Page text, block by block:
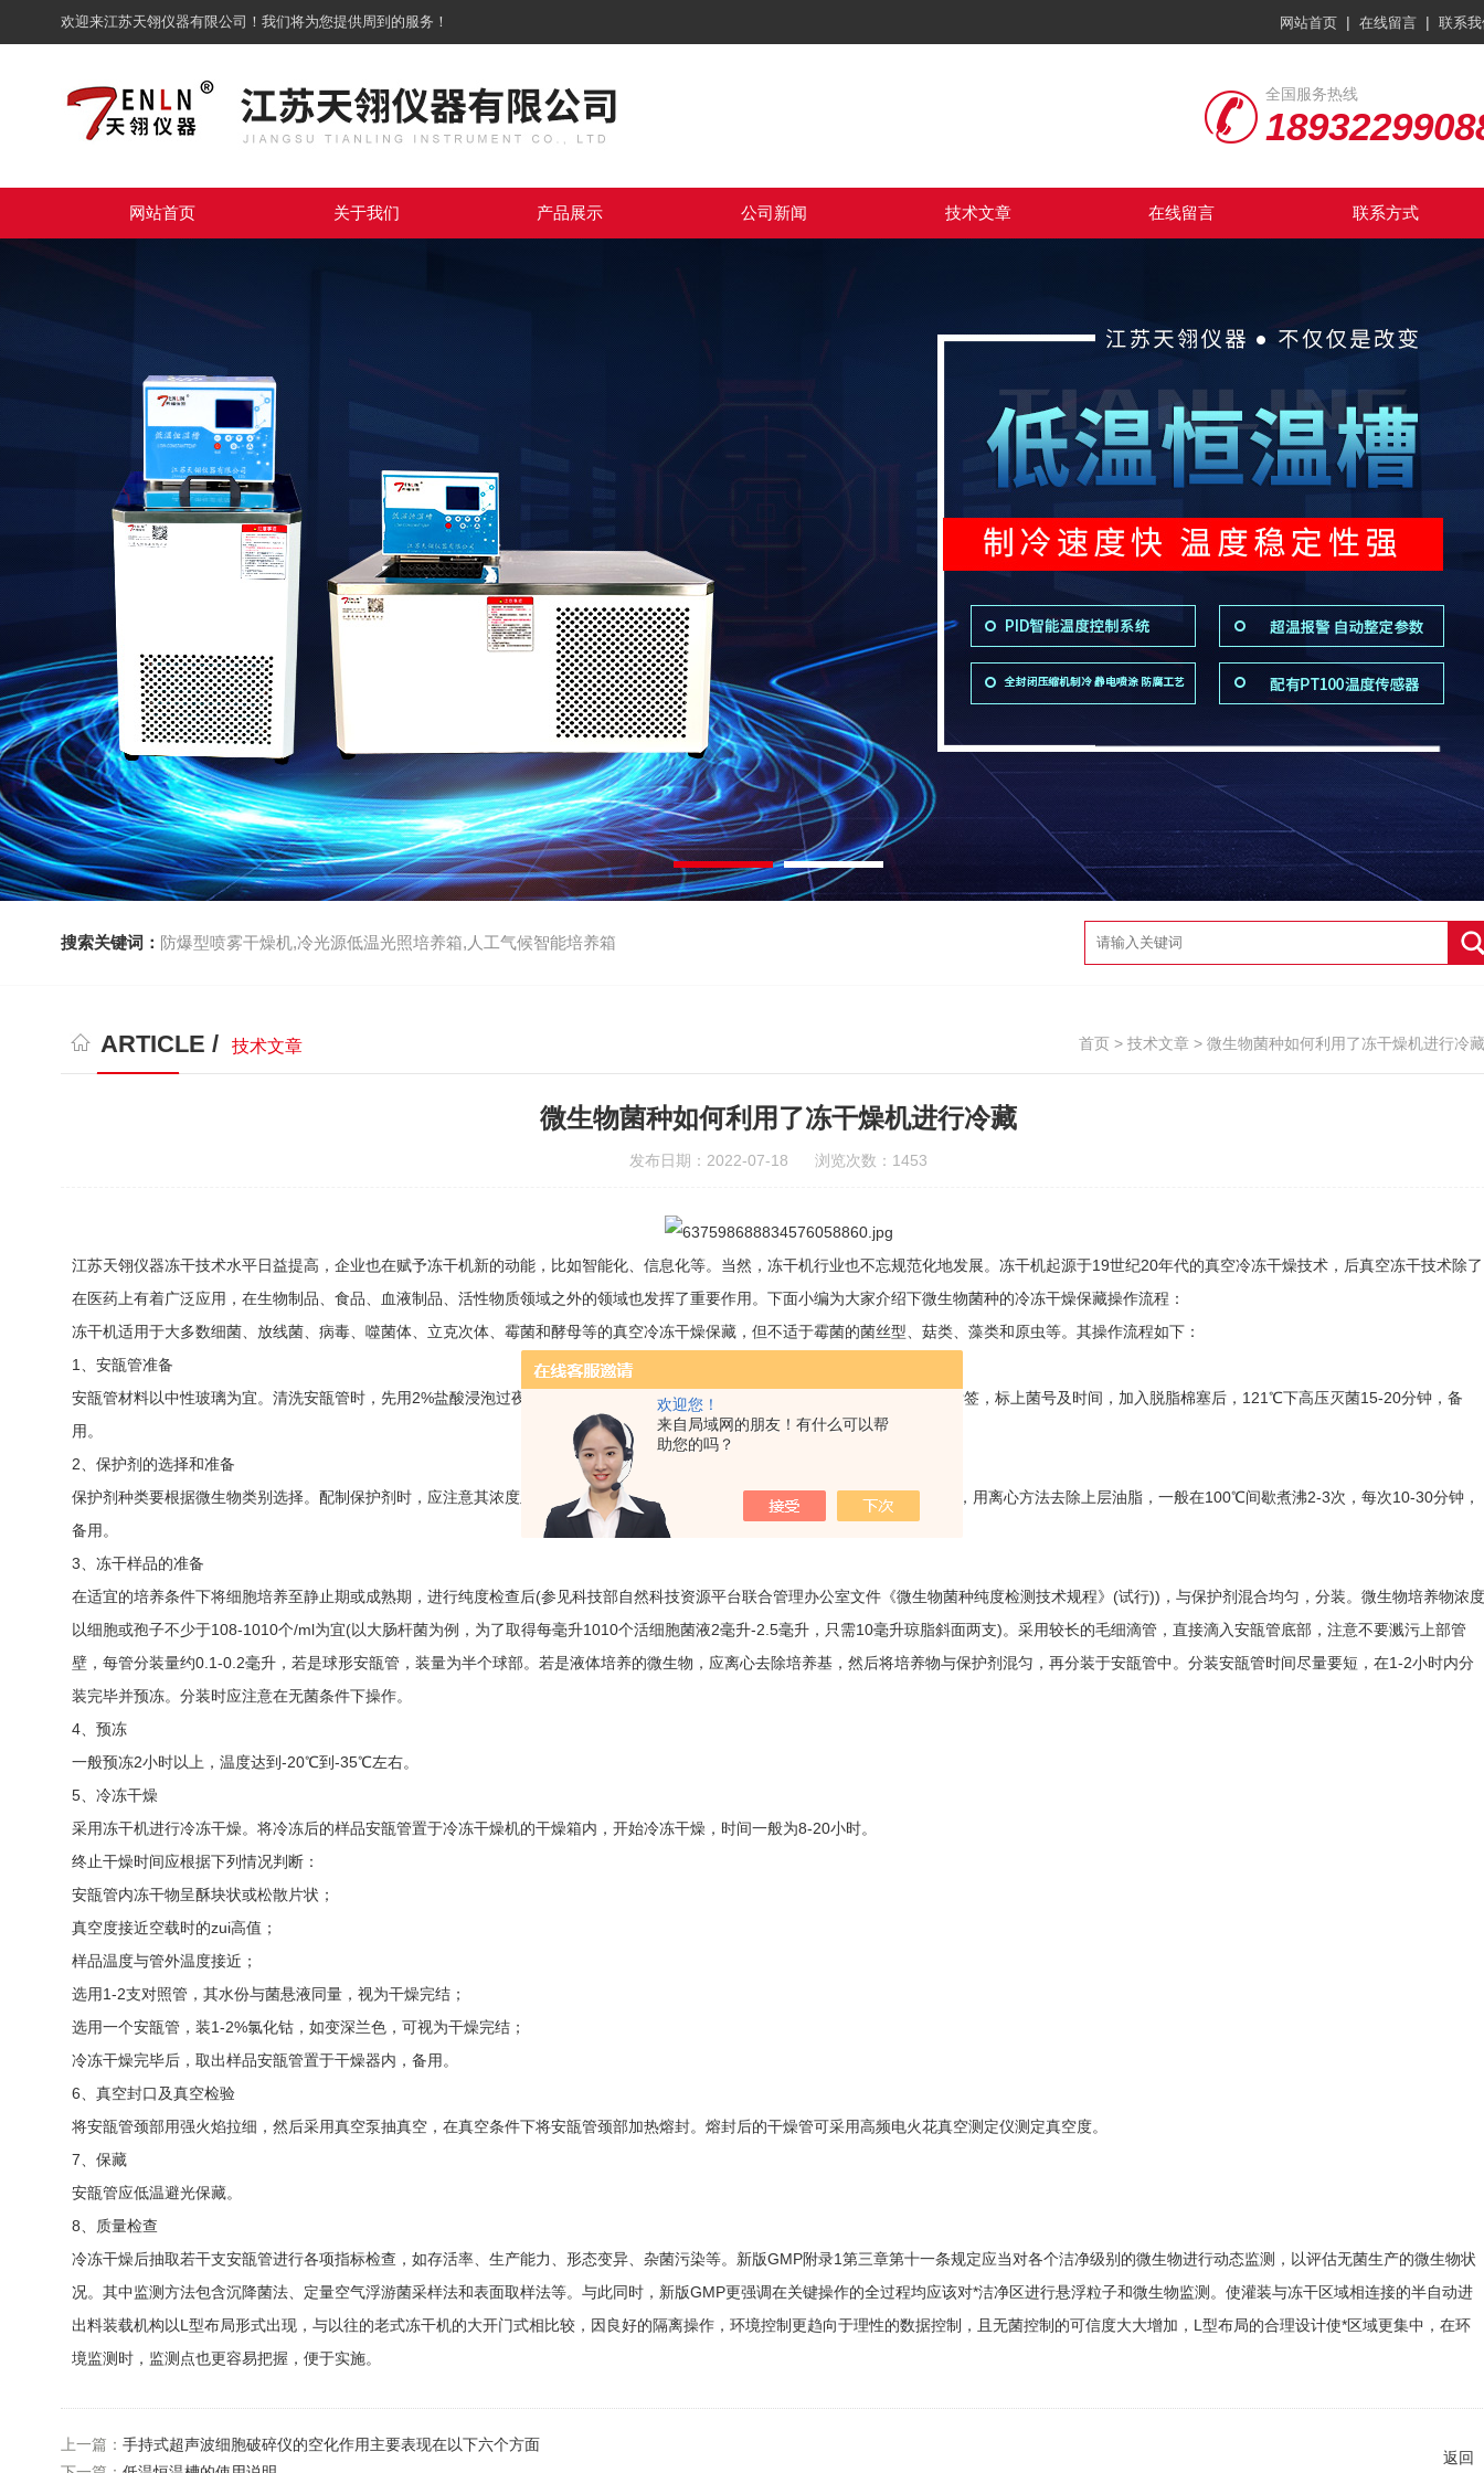
欢迎您！
来自局域网的朋友！有什么可以帮
助您的吗？
欢迎来江苏天翎仪器有限公司！我们将为您提供周到的服务！ 网站首页 | 在线留言 | 联系
全国服务热线
网站首页 关于我们 产品展示 公司新闻 技术文章 在线留言 联系方式
搜索关键词： 防爆型喷雾干燥机,冷光源低温光照培养箱,人工气候智能培养箱
ARTICLE / 技术文章 首页 > 技术文章 > 微生物菌种如何利用了冻干燥机进行冷藏
微生物菌种如何利用了冻干燥机进行冷藏
发布日期：2022-07-18 浏览次数：1453
江苏天翎仪器冻干技术水平日益提高，企业也在赋予冻干机新的动能，比如智能化、信息化等。当然，冻干机行业也不忘规范化地发展。冻干机起源于19世纪20年代的真空冷冻干燥技术，后真空冻干技术除了
在医药上有着广泛应用，在生物制品、食品、血液制品、活性物质领域之外的领域也发挥了重要作用。下面小编为大家介绍下微生物菌种的冷冻干燥保藏操作流程：
冻干机适用于大多数细菌、放线菌、病毒、噬菌体、立克次体、霉菌和酵母等的真空冷冻干燥保藏，但不适于霉菌的菌丝型、菇类、藻类和原虫等。其操作流程如下：
1、安瓿管准备
安瓿管材料以中性玻璃为宜。清洗安瓿管时，先用2%盐酸浸泡过夜，自来水冲洗干净后，用蒸馏水浸泡至pH中性，干燥后、贴上标签，标上菌号及时间，加入脱脂棉塞后，121℃下高压灭菌15-20分钟，备
用。
2、保护剂的选择和准备
保护剂种类要根据微生物类别选择。配制保护剂时，应注意其浓度及pH值，以及灭菌方法。如血清，可用过滤灭菌；牛奶要先脱脂，用离心方法去除上层油脂，一般在100℃间歇煮沸2-3次，每次10-30分钟，
备用。
3、冻干样品的准备
在适宜的培养条件下将细胞培养至静止期或成熟期，进行纯度检查后(参见科技部自然科技资源平台联合管理办公室文件《微生物菌种纯度检测技术规程》(试行))，与保护剂混合均匀，分装。微生物培养物浓度
以细胞或孢子不少于108-1010个/ml为宜(以大肠杆菌为例，为了取得每毫升1010个活细胞菌液2毫升-2.5毫升，只需10毫升琼脂斜面两支)。采用较长的毛细滴管，直接滴入安瓿管底部，注意不要溅污上部管
壁，每管分装量约0.1-0.2毫升，若是球形安瓿管，装量为半个球部。若是液体培养的微生物，应离心去除培养基，然后将培养物与保护剂混匀，再分装于安瓿管中。分装安瓿管时间尽量要短，在1-2小时内分
装完毕并预冻。分装时应注意在无菌条件下操作。
4、预冻
一般预冻2小时以上，温度达到-20℃到-35℃左右。
5、冷冻干燥
采用冻干机进行冷冻干燥。将冷冻后的样品安瓿管置于冷冻干燥机的干燥箱内，开始冷冻干燥，时间一般为8-20小时。
终止干燥时间应根据下列情况判断：
安瓿管内冻干物呈酥块状或松散片状；
真空度接近空载时的zui高值；
样品温度与管外温度接近；
选用1-2支对照管，其水份与菌悬液同量，视为干燥完结；
选用一个安瓿管，装1-2%氯化钴，如变深兰色，可视为干燥完结；
冷冻干燥完毕后，取出样品安瓿管置于干燥器内，备用。
6、真空封口及真空检验
将安瓿管颈部用强火焰拉细，然后采用真空泵抽真空，在真空条件下将安瓿管颈部加热熔封。熔封后的干燥管可采用高频电火花真空测定仪测定真空度。
7、保藏
安瓿管应低温避光保藏。
8、质量检查
冷冻干燥后抽取若干支安瓿管进行各项指标检查，如存活率、生产能力、形态变异、杂菌污染等。新版GMP附录1第三章第十一条规定应当对各个洁净级别的微生物进行动态监测，以评估无菌生产的微生物状
况。其中监测方法包含沉降菌法、定量空气浮游菌采样法和表面取样法等。与此同时，新版GMP更强调在关键操作的全过程均应该对*洁净区进行悬浮粒子和微生物监测。使灌装与冻干区域相连接的半自动进
出料装载机构以L型布局形式出现，与以往的老式冻干机的大开门式相比较，因良好的隔离操作，环境控制更趋向于理性的数据控制，且无菌控制的可信度大大增加，L型布局的合理设计使*区域更集中，在环
境监测时，监测点也更容易把握，便于实施。
上一篇： 手持式超声波细胞破碎仪的空化作用主要表现在以下六个方面
返回